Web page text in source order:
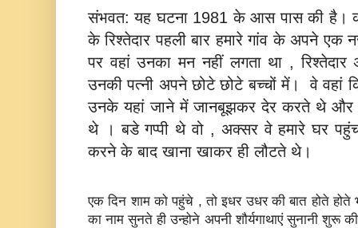
संभवत: यह घटना 1981 के आस पास की है।
के रिश्‍तेदार पहली बार हमारे गांव के अपने एक
पर वहां उनका मन नहीं लगता था ,
उनकी पत्‍नी अपने छोटे छोटे बच्‍चों में। वे वहां
उनके यहां जाने में जानबूझकर देर करते थे और
थे । बडे गप्‍पी थे वो , अक्‍सर वे हमारे घर
करने के बाद खाना खाकर ही लौटते थे।
एक दिन शाम को पहुंचे , तो इधर उधर की बात होते
का नाम सुनते ही उन्‍होने अपनी शौर्यगाथाएं सुनानी